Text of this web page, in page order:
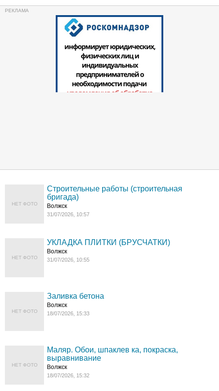
НЕТ ФОТО
Строительные работы (строительная
бригада)
Волжск
31/07/2026, 10:57
НЕТ ФОТО
УКЛАДКА ПЛИТКИ (БРУСЧАТКИ)
Волжск
31/07/2026, 10:55
НЕТ ФОТО
Заливка бетона
Волжск
18/07/2026, 15:33
НЕТ ФОТО
Маляр. Обои, шпаклев ка, покраска,
выравнивание
Волжск
18/07/2026, 15:32